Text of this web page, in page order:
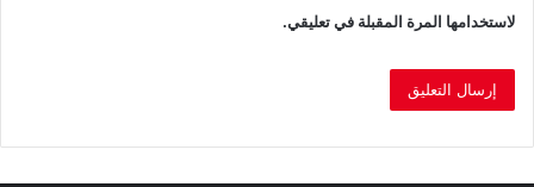
لاستخدامها المرة المقبلة في تعليقي.